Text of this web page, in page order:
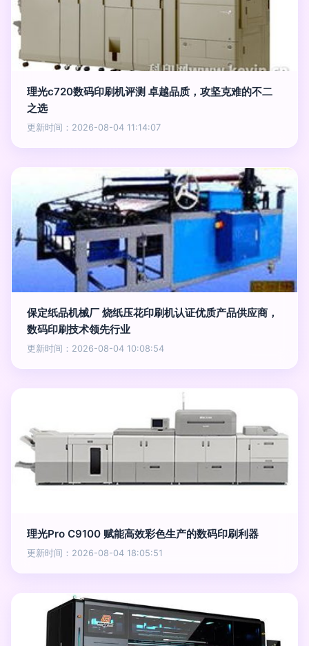
理光c720数码印刷机评测 卓越品质，攻坚克难的不二
之选
更新时间：2026-08-04 11:14:07
保定纸品机械厂 烧纸压花印刷机认证优质产品供应商，
数码印刷技术领先行业
更新时间：2026-08-04 10:08:54
理光Pro C9100 赋能高效彩色生产的数码印刷利器
更新时间：2026-08-04 18:05:51